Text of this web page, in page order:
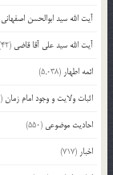
آیت الله سید ابوالحسن اصفهانی
آیت الله سید علی آقا قاضی (42)
ائمه اطهار (5,038)
اثبات ولایت و وجود امام زمان(73)
احادیث موضوعی (550)
اخبار (717)